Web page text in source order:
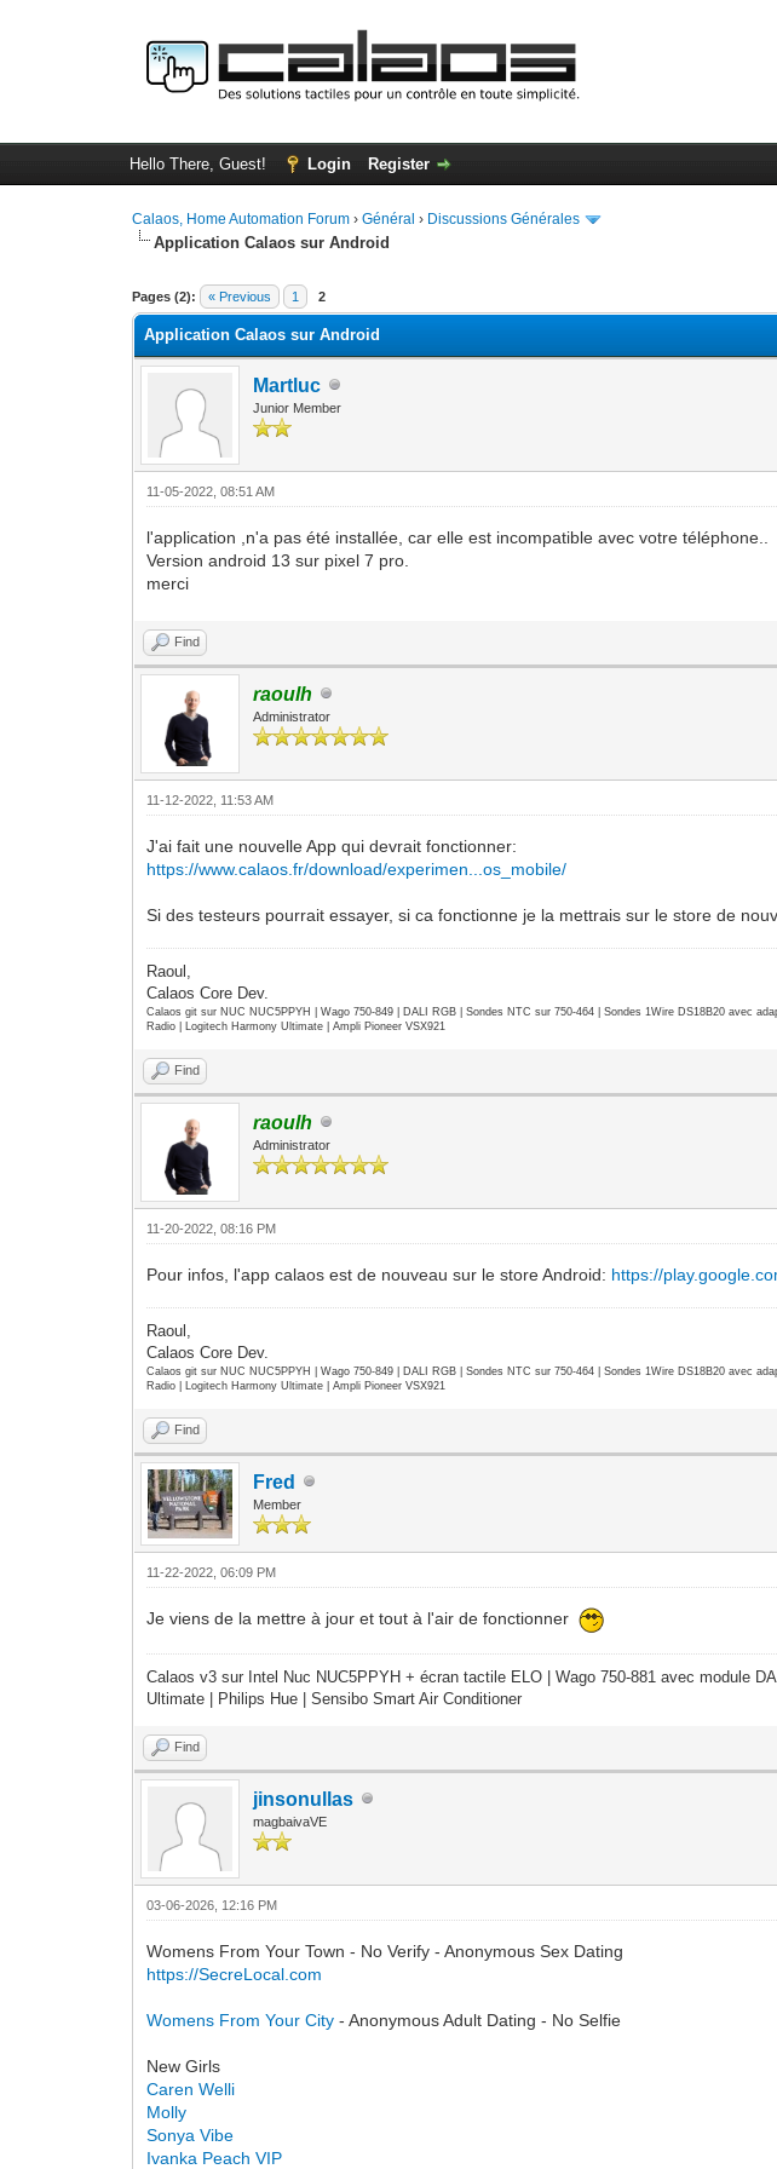
Hello There, Guest! Login Register
Calaos, Home Automation Forum ›Général › Discussions Générales
Application Calaos sur Android
Pages (2): « Previous 1 2
0 Vote(s) - 0 Average
1
2
3
4
5
Application Calaos sur Android
Martluc
Junior Member
11-05-2022, 08:51 AM
l'application ,n'a pas été installée, car elle est incompatible avec votre téléphone..
Version android 13 sur pixel 7 pro.
merci
Find
raoulh
Administrator
11-12-2022, 11:53 AM
J'ai fait une nouvelle App qui devrait fonctionner:
https://www.calaos.fr/download/experimen...os_mobile/
Si des testeurs pourrait essayer, si ca fonctionne je la mettrais sur le store de
Raoul,
Calaos Core Dev.
Calaos git sur NUC NUC5PPYH | Wago 750-849 | DALI RGB | Sondes NTC sur 750-464 | Sondes 1Wire DS18B20 avec
Radio | Logitech Harmony Ultimate | Ampli Pioneer VSX921
Find
raoulh
Administrator
11-20-2022, 08:16 PM
Pour infos, l'app calaos est de nouveau sur le store Android: https://
Raoul,
Calaos Core Dev.
Calaos git sur NUC NUC5PPYH | Wago 750-849 | DALI RGB | Sondes NTC sur 750-464 | Sondes 1Wire DS18B20 avec
Radio | Logitech Harmony Ultimate | Ampli Pioneer VSX921
Find
Fred
Member
11-22-2022, 06:09 PM
Je viens de la mettre à jour et tout à l'air de fonctionner
Calaos v3 sur Intel Nuc NUC5PPYH + écran tactile ELO | Wago 750-881 avec module
Ultimate | Philips Hue | Sensibo Smart Air Conditioner
Find
jinsonullas
magbaivaVE
03-06-2026, 12:16 PM
Womens From Your Town - No Verify - Anonymous Sex Dating
https://SecreLocal.com
Womens From Your City- Anonymous Adult Dating - No Selfie
New Girls
Caren Welli
Molly
Sonya Vibe
Ivanka Peach VIP